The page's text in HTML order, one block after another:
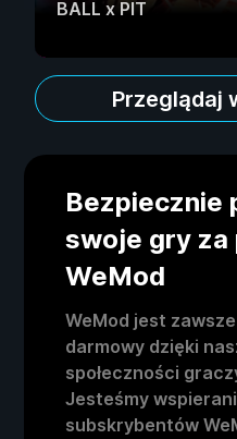
BALL x PIT
Przeglądaj
Bezpiecznie
swoje gry za
WeMod
WeMod jest
darmowy dzięki
społeczności
Jesteśmy
subskrybentów